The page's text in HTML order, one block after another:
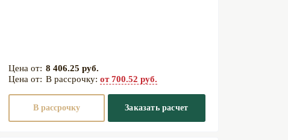
8 406.25 руб.
В рассрочку: от 700.52 руб.
В рассрочку Заказать расчет